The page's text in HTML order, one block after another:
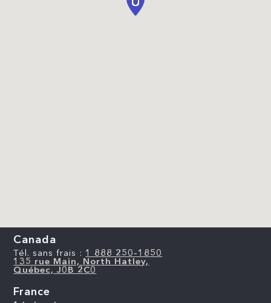
Canada
Tél. sans frais : 1 888 250-1850
135 rue Main, North Hatley,
Québec, J0B 2C0
France